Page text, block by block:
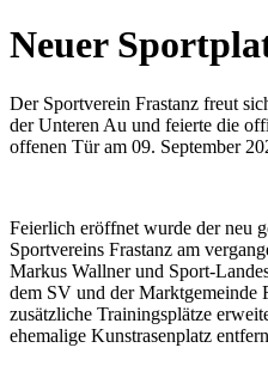
Neuer
Der Sportverein Frastanz freut
der Unteren Au und feierte die
offenen Tür am 09. September
Feierlich eröffnet wurde der neu
Sportvereins Frastanz am
Markus Wallner und Sport-
dem SV und der Marktgemeinde
zusätzliche Trainingsplätze
ehemalige Kunstrasenplatz